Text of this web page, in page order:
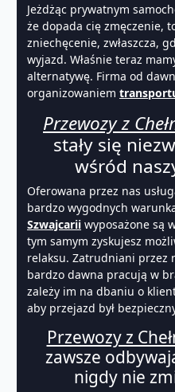
Jeżdżąc prywatnym
że dopada cię zmęczenie,
zniechęcenie, zwłaszcza,
wyjazd. Właśnie teraz
alternatywę. Firma od
organizowaniem
Przewozy z
stały się
wśród
Oferowana przez nas
bardzo wygodnych
Szwajcarii wyposażone są
tym samym zyskujesz
relaksu. Zatrudniani przez
bardzo dawna pracują w
zależy im na dbaniu o
aby przejazd był
Przewozy z
zawsze
nigdy nie